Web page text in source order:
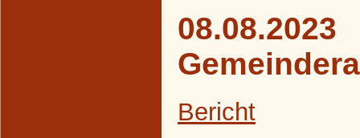
08.08.2023
Bericht